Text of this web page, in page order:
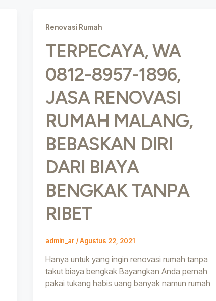
Renovasi Rumah
TERPECAYA, WA
0812-8957-1896,
JASA RENOVASI
RUMAH MALANG,
BEBASKAN DIRI
DARI BIAYA
BENGKAK TANPA
RIBET
admin_ar /Agustus 22, 2021
Hanya untuk yang ingin renovasi rumah tanpa
takut biaya bengkak Bayangkan Anda pernah
pakai tukang habis uang banyak namun rumah